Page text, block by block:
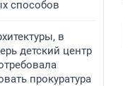
способов
в
детский центр
прокуратура